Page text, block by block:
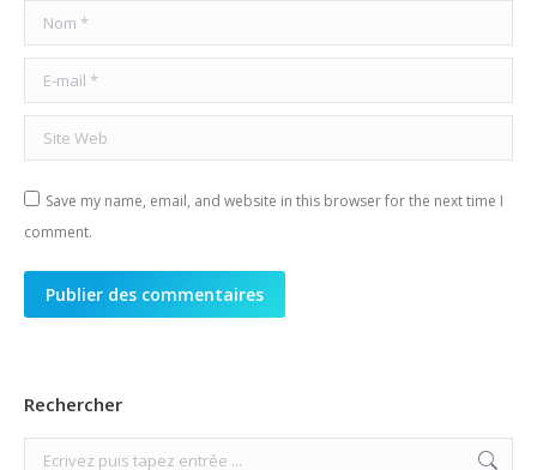
Nom *
E-mail *
Site Web
Save my name, email, and website in this browser for the next time I
comment.
Publier des commentaires
Rechercher
Search: